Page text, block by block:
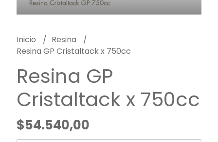
Inicio
Resina
Resina GP Cristaltack x 750cc
Resina GP
Cristaltack x 750cc
$54.540,00